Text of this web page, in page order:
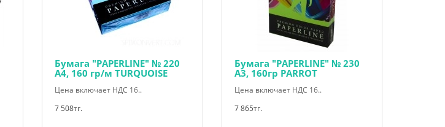
Бумага "PAPERLINE" № 220
А4, 160 гр/м TURQUOISE
Цена включает НДС 16..
7 508тг.
Бумага "PAPERLINE" № 230
А3, 160гр PARROT
Цена включает НДС 16..
7 865тг.